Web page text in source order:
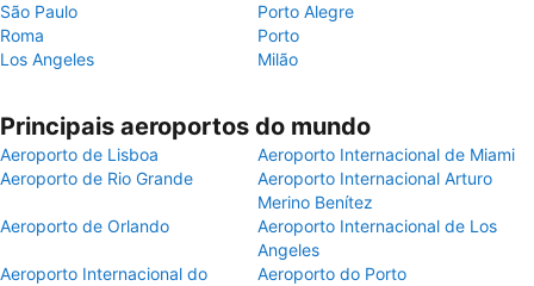
São Paulo
Porto Alegre
Roma
Porto
Los Angeles
Milão
Principais aeroportos do mundo
Aeroporto de Lisboa
Aeroporto Internacional de Miami
Aeroporto de Rio Grande
Aeroporto Internacional Arturo
Merino Benítez
Aeroporto de Orlando
Aeroporto Internacional de Los
Angeles
Aeroporto Internacional do
Aeroporto do Porto